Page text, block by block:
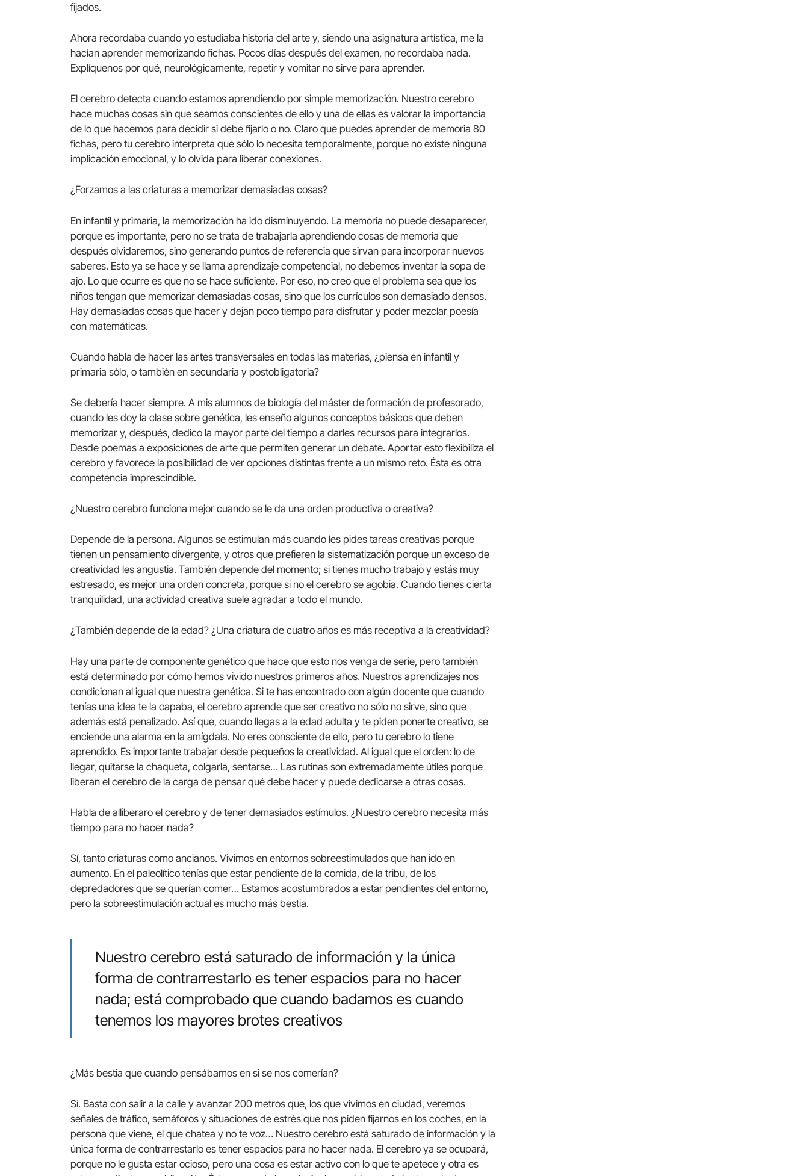
fijados.
Ahora recordaba cuando yo estudiaba historia del arte y, siendo una asignatura artística, me la
hacían aprender memorizando fichas. Pocos días después del examen, no recordaba nada.
Explíquenos por qué, neurológicamente, repetir y vomitar no sirve para aprender.
El cerebro detecta cuando estamos aprendiendo por simple memorización. Nuestro cerebro
hace muchas cosas sin que seamos conscientes de ello y una de ellas es valorar la importancia
de lo que hacemos para decidir si debe fijarlo o no. Claro que puedes aprender de memoria 80
fichas, pero tu cerebro interpreta que sólo lo necesita temporalmente, porque no existe ninguna
implicación emocional, y lo olvida para liberar conexiones.
¿Forzamos a las criaturas a memorizar demasiadas cosas?
En infantil y primaria, la memorización ha ido disminuyendo. La memoria no puede desaparecer,
porque es importante, pero no se trata de trabajarla aprendiendo cosas de memoria que
después olvidaremos, sino generando puntos de referencia que sirvan para incorporar nuevos
saberes. Esto ya se hace y se llama aprendizaje competencial, no debemos inventar la sopa de
ajo. Lo que ocurre es que no se hace suficiente. Por eso, no creo que el problema sea que los
niños tengan que memorizar demasiadas cosas, sino que los currículos son demasiado densos.
Hay demasiadas cosas que hacer y dejan poco tiempo para disfrutar y poder mezclar poesía
con matemáticas.
Cuando habla de hacer las artes transversales en todas las materias, ¿piensa en infantil y
primaria sólo, o también en secundaria y postobligatoria?
Se debería hacer siempre. A mis alumnos de biología del máster de formación de profesorado,
cuando les doy la clase sobre genética, les enseño algunos conceptos básicos que deben
memorizar y, después, dedico la mayor parte del tiempo a darles recursos para integrarlos.
Desde poemas a exposiciones de arte que permiten generar un debate. Aportar esto flexibiliza el
cerebro y favorece la posibilidad de ver opciones distintas frente a un mismo reto. Ésta es otra
competencia imprescindible.
¿Nuestro cerebro funciona mejor cuando se le da una orden productiva o creativa?
Depende de la persona. Algunos se estimulan más cuando les pides tareas creativas porque
tienen un pensamiento divergente, y otros que prefieren la sistematización porque un exceso de
creatividad les angustia. También depende del momento; si tienes mucho trabajo y estás muy
estresado, es mejor una orden concreta, porque si no el cerebro se agobia. Cuando tienes cierta
tranquilidad, una actividad creativa suele agradar a todo el mundo.
¿También depende de la edad? ¿Una criatura de cuatro años es más receptiva a la creatividad?
Hay una parte de componente genético que hace que esto nos venga de serie, pero también
está determinado por cómo hemos vivido nuestros primeros años. Nuestros aprendizajes nos
condicionan al igual que nuestra genética. Si te has encontrado con algún docente que cuando
tenías una idea te la capaba, el cerebro aprende que ser creativo no sólo no sirve, sino que
además está penalizado. Así que, cuando llegas a la edad adulta y te piden ponerte creativo, se
enciende una alarma en la amígdala. No eres consciente de ello, pero tu cerebro lo tiene
aprendido. Es importante trabajar desde pequeños la creatividad. Al igual que el orden: lo de
llegar, quitarse la chaqueta, colgarla, sentarse… Las rutinas son extremadamente útiles porque
liberan el cerebro de la carga de pensar qué debe hacer y puede dedicarse a otras cosas.
Habla de alliberaro el cerebro y de tener demasiados estímulos. ¿Nuestro cerebro necesita más
tiempo para no hacer nada?
Sí, tanto criaturas como ancianos. Vivimos en entornos sobreestimulados que han ido en
aumento. En el paleolítico tenías que estar pendiente de la comida, de la tribu, de los
depredadores que se querían comer… Estamos acostumbrados a estar pendientes del entorno,
pero la sobreestimulación actual es mucho más bestia.
Nuestro cerebro está saturado de información y la única
forma de contrarrestarlo es tener espacios para no hacer
nada; está comprobado que cuando badamos es cuando
tenemos los mayores brotes creativos
¿Más bestia que cuando pensábamos en si se nos comerían?
Sí. Basta con salir a la calle y avanzar 200 metros que, los que vivimos en ciudad, veremos
señales de tráfico, semáforos y situaciones de estrés que nos piden fijarnos en los coches, en la
persona que viene, el que chatea y no te voz… Nuestro cerebro está saturado de información y la
única forma de contrarrestarlo es tener espacios para no hacer nada. El cerebro ya se ocupará,
porque no le gusta estar ocioso, pero una cosa es estar activo con lo que te apetece y otra es